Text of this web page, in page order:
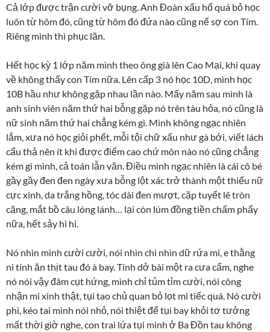
Cả lớp được trận cười vỡ bụng. Anh Đoàn xấu hổ quá bỏ học
luôn từ hôm đó, cũng từ hôm đó đứa nào cũng nể sợ con Tím.
Riêng mình thì phục lăn.
Hết học kỳ 1 lớp năm mình theo ông già lên Cao Mại, khi quay
về không thấy con Tím nữa. Lên cấp 3 nó học 10D, mình học
10B hầu như không gặp nhau lần nào. Mấy năm sau mình là
anh sinh viên năm thứ hai bỗng gặp nó trên tàu hỏa, nó cũng là
nữ sinh năm thứ hai chẳng kém gì. Mình không ngạc nhiên
lắm, xưa nó học giỏi phết, mỗi tội chữ xấu như gà bới, viết lách
cẩu thả nên ít khi được điểm cao chứ môn nào nó cũng chẳng
kém gì mình, cả toán lẫn văn. Điều mình ngạc nhiên là cái cô bé
gầy gầy đen đen ngày xưa bỗng lột xác trở thành một thiếu nữ
cực xinh, da trắng hồng, tóc dài đen mượt, cặp tuyết lê tròn
căng, mắt bồ câu lóng lánh… lại còn lúm đồng tiền chấm phẩy
nữa, hết sảy hi hi.
Nó nhìn mình cười cười, nói nhìn chi nhìn dữ rứa mi, e thằng
ni tính ăn thịt tau đó à bay. Tính dở bài một ra cưa cẩm, nghe
nó nói vậy đâm cụt hứng, mình chỉ tủm tỉm cười, nói công
nhận mi xinh thật, tụi tao chủ quan bỏ lọt mi tiếc quá. Nó cười
phì, kéo tai mình nói nhỏ, nói thiệt để tụi bay khỏi tơ tưởng
mất thời giờ nghe, con trai lứa tụi mình ở Ba Đồn tau không